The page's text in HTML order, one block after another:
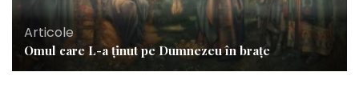
Articole
Omul care L-a ținut pe Dumnezeu în brațe